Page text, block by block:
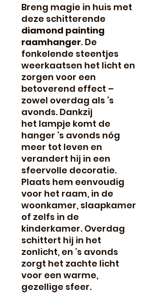
Breng magie in huis met
deze schitterende
diamond painting
raamhanger. De
fonkelende steentjes
weerkaatsen het licht en
zorgen voor een
betoverend effect –
zowel overdag als ’s
avonds. Dankzij
het lampje komt de
hanger ’s avonds nóg
meer tot leven en
verandert hij in een
sfeervolle decoratie.
Plaats hem eenvoudig
voor het raam, in de
woonkamer, slaapkamer
of zelfs in de
kinderkamer. Overdag
schittert hij in het
zonlicht, en ’s avonds
zorgt het zachte licht
voor een warme,
gezellige sfeer.